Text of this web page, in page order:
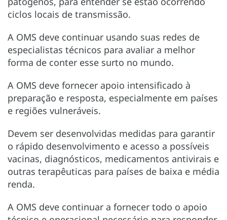
ciclos locais de transmissão.
A OMS deve continuar usando suas redes de
especialistas técnicos para avaliar a melhor
forma de conter esse surto no mundo.
A OMS deve fornecer apoio intensificado à
preparação e resposta, especialmente em países
e regiões vulneráveis.
Devem ser desenvolvidas medidas para garantir
o rápido desenvolvimento e acesso a possíveis
vacinas, diagnósticos, medicamentos antivirais e
outras terapêuticas para países de baixa e média
renda.
A OMS deve continuar a fornecer todo o apoio